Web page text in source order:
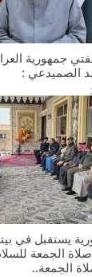
جمهورية
الصميدعي :
يستقبل في
صلاة الجمعة
الجمعة..